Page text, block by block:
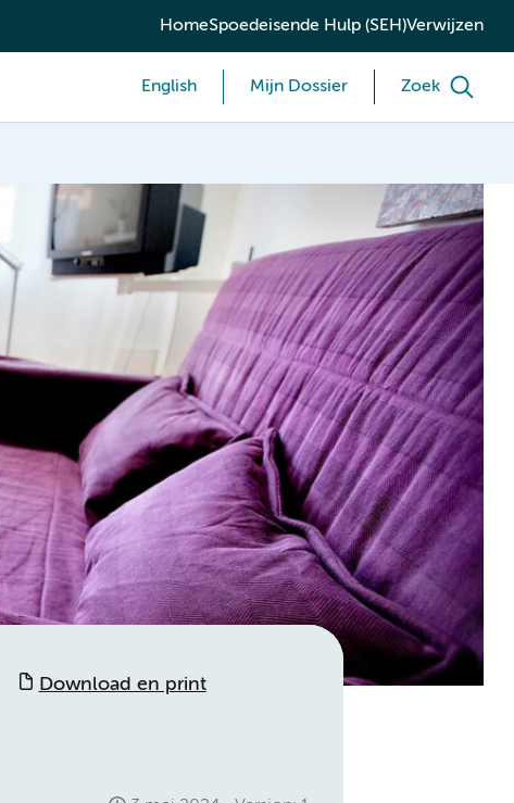
HomeSpoedeisende Hulp (SEH)Verwijzen
English Mijn Dossier Zoek
Download en print